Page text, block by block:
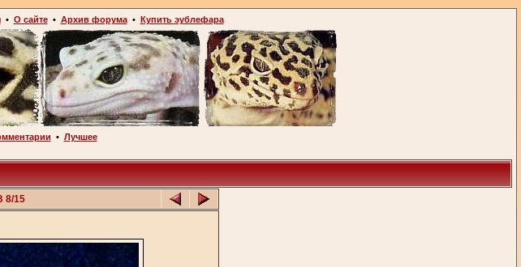
• О сайте• Архив форума• Купить эублефара
• Лучшее
8/15